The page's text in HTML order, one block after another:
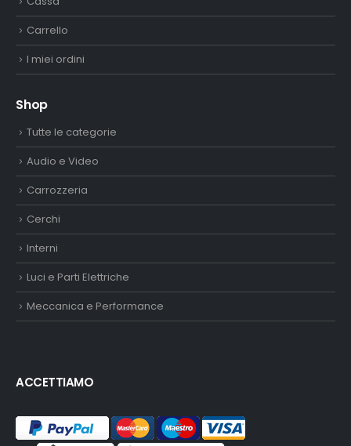
Carrello
I miei ordini
Shop
Tutte le categorie
Audio e Video
Carrozzeria
Cerchi
Interni
Luci e Parti Elettriche
Meccanica e Performance
ACCETTIAMO